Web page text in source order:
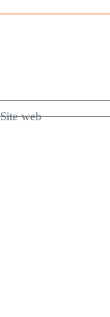
Site web